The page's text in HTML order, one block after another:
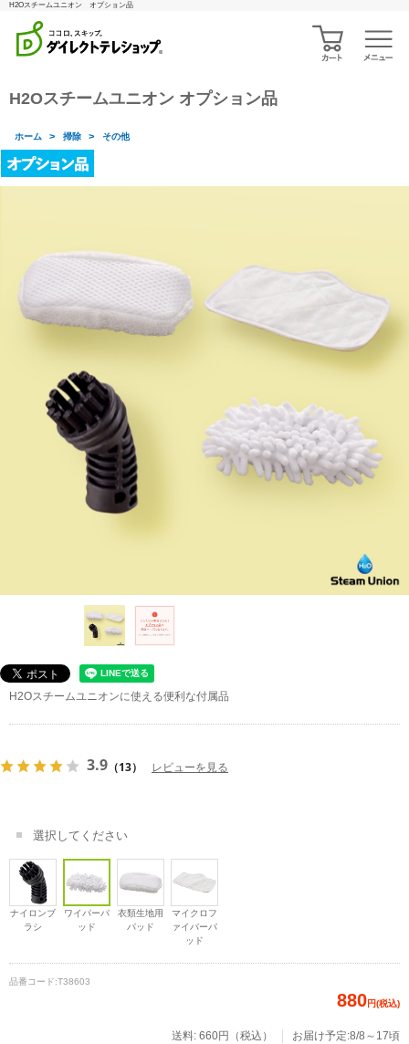
H2Oスチームユニオン オプション品
H2Oスチームユニオン オプション品
ホーム > 掃除 > その他
H2Oスチームユニオンに使える便利な付属品
3.9 （13） レビューを見る
選択してください
ナイロンブ
ラシ
ワイパーパ
ッド
衣類生地用
パッド
マイクロフ
ァイバーパ
ッド
品番コード:T38603
880円(税込)
送料: 660円（税込） お届け予定:8/8～17頃